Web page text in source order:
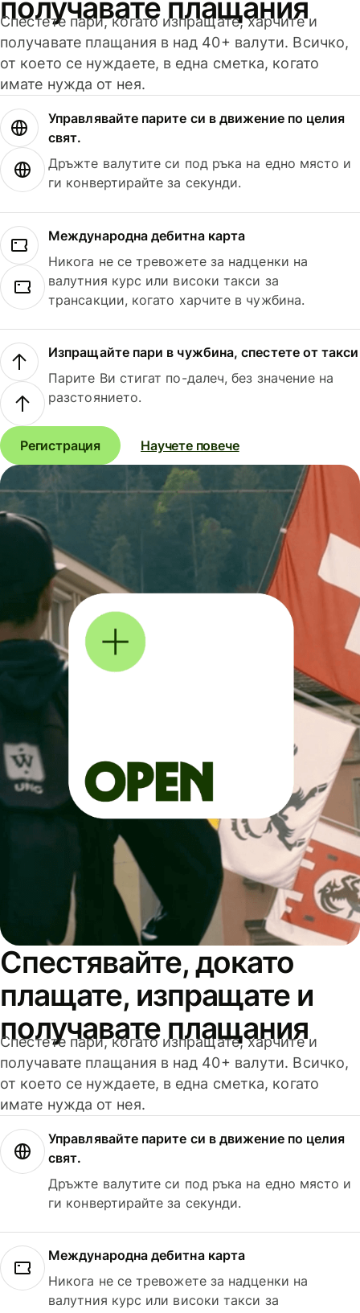
получавате плащания
Спестете пари, когато изпращате, харчите и
получавате плащания в над 40+ валути. Всичко,
от което се нуждаете, в една сметка, когато
имате нужда от нея.
Управлявайте парите си в движение по целия
свят.
Дръжте валутите си под ръка на едно място и
ги конвертирайте за секунди.
Международна дебитна карта
Никога не се тревожете за надценки на
валутния курс или високи такси за
трансакции, когато харчите в чужбина.
Изпращайте пари в чужбина, спестете от такси
Парите Ви стигат по-далеч, без значение на
разстоянието.
Регистрация Научете повече
Спестявайте, докато
плащате, изпращате и
получавате плащания
Спестете пари, когато изпращате, харчите и
получавате плащания в над 40+ валути. Всичко,
от което се нуждаете, в една сметка, когато
имате нужда от нея.
Управлявайте парите си в движение по целия
свят.
Дръжте валутите си под ръка на едно място и
ги конвертирайте за секунди.
Международна дебитна карта
Никога не се тревожете за надценки на
валутния курс или високи такси за